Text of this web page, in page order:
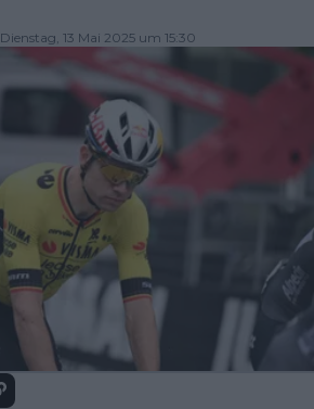
Dienstag, 13 Mai 2025 um 15:30